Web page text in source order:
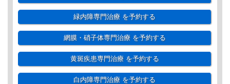
緑内障専門治療 を予約する
網膜・硝子体専門治療を予約する
黄斑疾患専門治療を予約する
白内障専門治療 を予約する